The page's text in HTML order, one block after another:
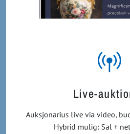
Live-
Auksjonarius live via video,
Hybrid mulig: Sal +